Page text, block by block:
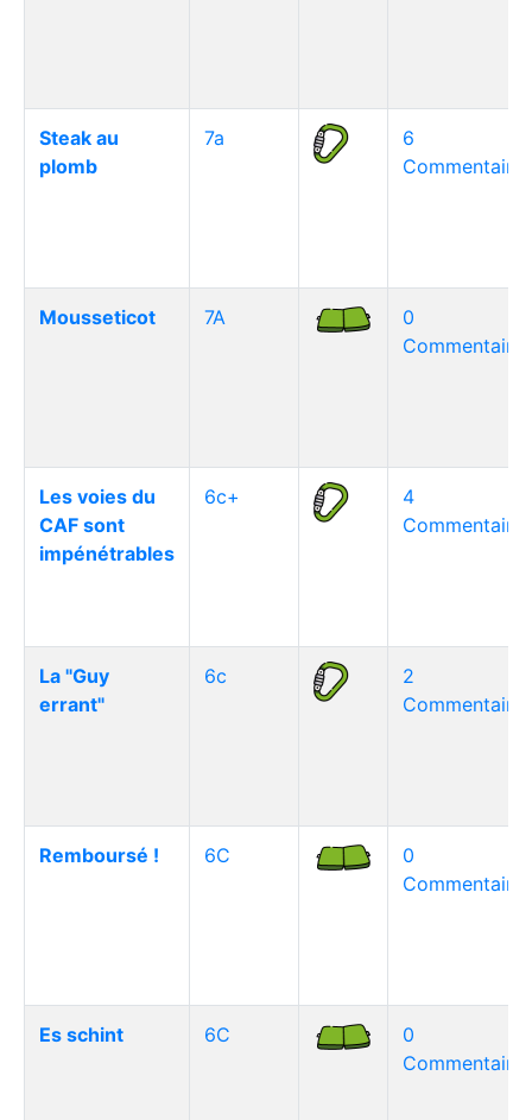
Steak au
plomb
7a
6
Mousseticot 7A
0
Les voies du
CAF sont
impénétrables
6c+
4
La "Guy
errant"
6c
2
Remboursé ! 6C
0
Es schint 6C
0